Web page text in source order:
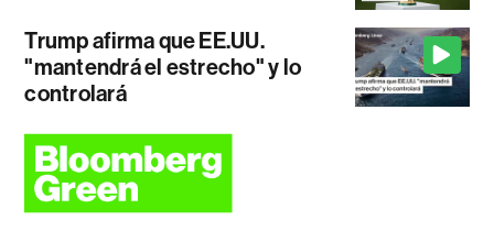
Trump afirma que EE.UU.
"mantendrá el estrecho" y lo
controlará